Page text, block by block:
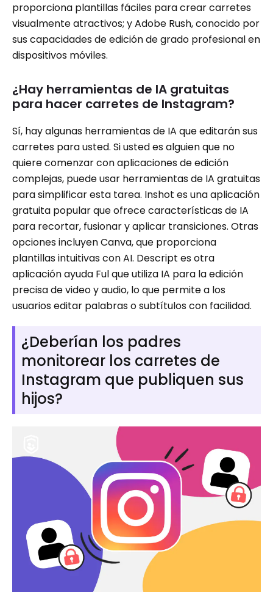
proporciona plantillas fáciles para crear carretes
visualmente atractivos; y Adobe Rush, conocido por
sus capacidades de edición de grado profesional en
dispositivos móviles.
¿Hay herramientas de IA gratuitas
para hacer carretes de Instagram?
Sí, hay algunas herramientas de IA que editarán sus
carretes para usted. Si usted es alguien que no
quiere comenzar con aplicaciones de edición
complejas, puede usar herramientas de IA gratuitas
para simplificar esta tarea. Inshot es una aplicación
gratuita popular que ofrece características de IA
para recortar, fusionar y aplicar transiciones. Otras
opciones incluyen Canva, que proporciona
plantillas intuitivas con AI. Descript es otra
aplicación ayuda Ful que utiliza IA para la edición
precisa de video y audio, lo que permite a los
usuarios editar palabras o subtítulos con facilidad.
¿Deberían los padres
monitorear los carretes de
Instagram que publiquen sus
hijos?